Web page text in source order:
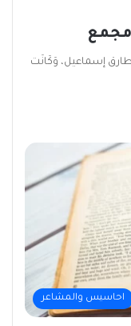
مجمع
إسماعيل، وَكَانَت
احاسيس والمشاعر